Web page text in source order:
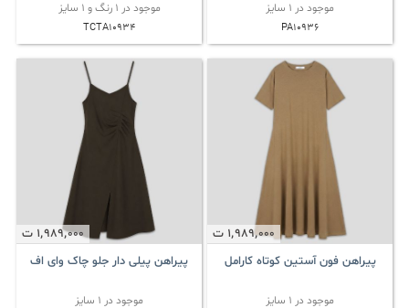
موجود در 1 سایز
PA10936
موجود در 1 رنگ و 1 سایز
TCTA10934
1٬989٬000 ت
پیراهن فون آستین کوتاه کارامل
موجود در 1 سایز
1٬989٬000 ت
پیراهن پیلی دار جلو چاک وای اف
موجود در 1 سایز